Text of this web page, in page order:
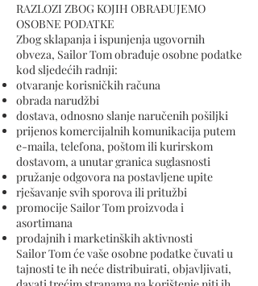
RAZLOZI ZBOG KOJIH OBRAĐUJEMO
OSOBNE PODATKE
Zbog sklapanja i ispunjenja ugovornih
obveza, Sailor Tom obrađuje osobne podatke
kod sljedećih radnji:
otvaranje korisničkih računa
obrada narudžbi
dostava, odnosno slanje naručenih pošiljki
prijenos komercijalnih komunikacija putem
e-maila, telefona, poštom ili kurirskom
dostavom, a unutar granica suglasnosti
pružanje odgovora na postavljene upite
rješavanje svih sporova ili pritužbi
promocije Sailor Tom proizvoda i
asortimana
prodajnih i marketinških aktivnosti
Sailor Tom će vaše osobne podatke čuvati u
tajnosti te ih neće distribuirati, objavljivati,